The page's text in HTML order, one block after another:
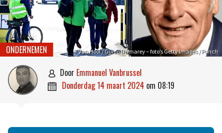
Van Hool / Guido Dumarey – foto’s Getty Images / Punch
ONDERNEMEN
 door Emmanuel Vanbrussel
 donderdag 14 maart 2024 om 08:19